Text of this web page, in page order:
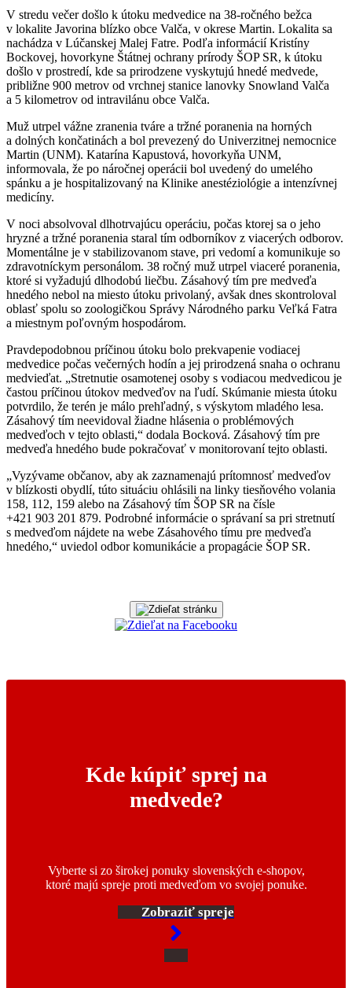
V stredu večer došlo k útoku medvedice na 38-ročného bežca
v lokalite Javorina blízko obce Valča, v okrese Martin. Lokalita sa
nachádza v Lúčanskej Malej Fatre. Podľa informácií Kristíny
Bockovej, hovorkyne Štátnej ochrany prírody ŠOP SR, k útoku
došlo v prostredí, kde sa prirodzene vyskytujú hnedé medvede,
približne 900 metrov od vrchnej stanice lanovky Snowland Valča
a 5 kilometrov od intravilánu obce Valča.
Muž utrpel vážne zranenia tváre a tržné poranenia na horných
a dolných končatinách a bol prevezený do Univerzitnej nemocnice
Martin (UNM). Katarína Kapustová, hovorkyňa UNM,
informovala, že po náročnej operácii bol uvedený do umelého
spánku a je hospitalizovaný na Klinike anestéziológie a intenzívnej
medicíny.
V noci absolvoval dlhotrvajúcu operáciu, počas ktorej sa o jeho
hryzné a tržné poranenia staral tím odborníkov z viacerých odborov.
Momentálne je v stabilizovanom stave, pri vedomí a komunikuje so
zdravotníckym personálom. 38 ročný muž utrpel viaceré poranenia,
ktoré si vyžadujú dlhodobú liečbu. Zásahový tím pre medveďa
hnedého nebol na miesto útoku privolaný, avšak dnes skontroloval
oblasť spolu so zoologičkou Správy Národného parku Veľká Fatra
a miestnym poľovným hospodárom.
Pravdepodobnou príčinou útoku bolo prekvapenie vodiacej
medvedice počas večerných hodín a jej prirodzená snaha o ochranu
medvieďat. „Stretnutie osamotenej osoby s vodiacou medvedicou je
častou príčinou útokov medveďov na ľudí. Skúmanie miesta útoku
potvrdilo, že terén je málo prehľadný, s výskytom mladého lesa.
Zásahový tím neevidoval žiadne hlásenia o problémových
medveďoch v tejto oblasti,“ dodala Bocková. Zásahový tím pre
medveďa hnedého bude pokračovať v monitorovaní tejto oblasti.
„Vyzývame občanov, aby ak zaznamenajú prítomnosť medveďov
v blízkosti obydlí, túto situáciu ohlásili na linky tiesňového volania
158, 112, 159 alebo na Zásahový tím ŠOP SR na čísle
+421 903 201 879. Podrobné informácie o správaní sa pri stretnutí
s medveďom nájdete na webe Zásahového tímu pre medveďa
hnedého,“ uviedol odbor komunikácie a propagácie ŠOP SR.
Kde kúpiť sprej na
medvede?
Vyberte si zo širokej ponuky slovenských e-shopov,
ktoré majú spreje proti medveďom vo svojej ponuke.
Zobraziť spreje